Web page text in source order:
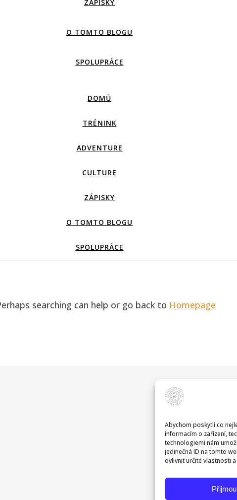
Abychom poskytli co
informacím o zařízení,
technologiemi nám
jedinečná ID na tomto
ovlivnit určité vlastnosti a
ZÁPISKY
O TOMTO BLOGU
SPOLUPRÁCE
DOMŮ
TRÉNINK
ADVENTURE
CULTURE
ZÁPISKY
O TOMTO BLOGU
SPOLUPRÁCE
searching can help or go back to Homepage